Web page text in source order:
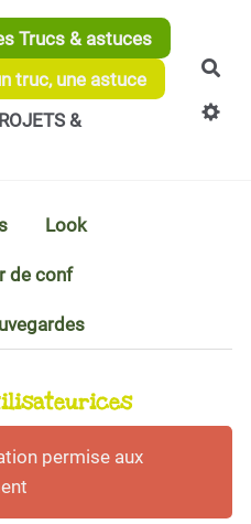
Trucs & astuces
truc, une astuce
&
Look
de conf
permise aux